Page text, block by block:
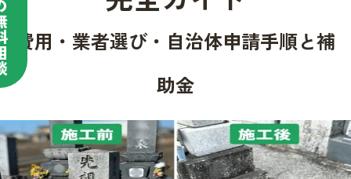
費用・業者選び・自治体申請手順と補
助金